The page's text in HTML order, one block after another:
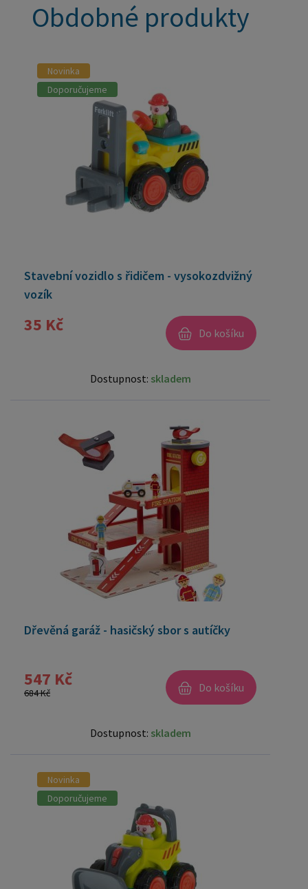
Obdobné produkty
Novinka
Doporučujeme
Stavební vozidlo s řidičem - vysokozdvižný
vozík
35 Kč Do košíku
Dostupnost: skladem
Dřevěná garáž - hasičský sbor s autíčky
547 Kč
684 Kč Do košíku
Dostupnost: skladem
Novinka
Doporučujeme